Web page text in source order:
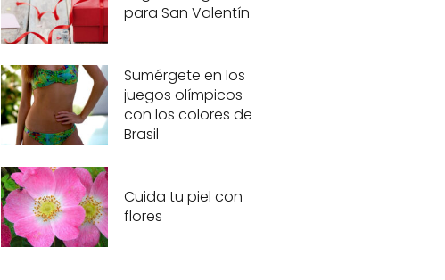
para San Valentín
Sumérgete en los
juegos olímpicos
con los colores de
Brasil
Cuida tu piel con
flores